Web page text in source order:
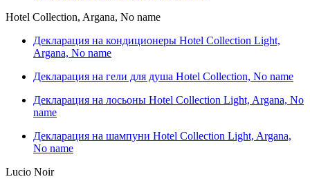
Hotel Collection, Argana, No name
Декларация на кондиционеры Hotel Collection Light,
Argana, No name
Декларация на гели для душа Hotel Collection, No name
Декларация на лосьоны Hotel Collection Light, Argana, No
name
Декларация на шампуни Hotel Collection Light, Argana,
No name
Lucio Noir